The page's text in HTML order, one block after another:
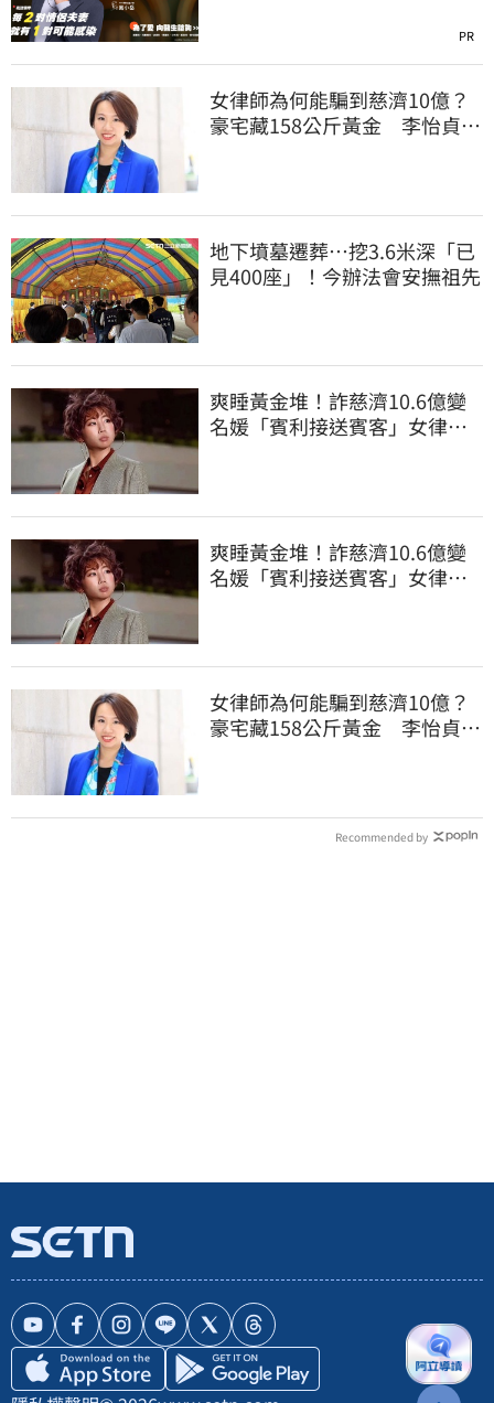
PR
女律師為何能騙到慈濟10億？
豪宅藏158公斤黃金 李怡貞驚
地下墳墓遷葬…挖3.6米深「已
見400座」！今辦法會安撫祖先
爽睡黃金堆！詐慈濟10.6億變
名媛「賓利接送賓客」女律師
爽睡黃金堆！詐慈濟10.6億變
名媛「賓利接送賓客」女律師
女律師為何能騙到慈濟10億？
豪宅藏158公斤黃金 李怡貞驚
Recommended by